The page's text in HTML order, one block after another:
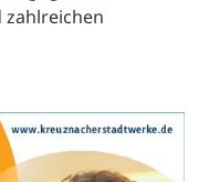
zahlreichen